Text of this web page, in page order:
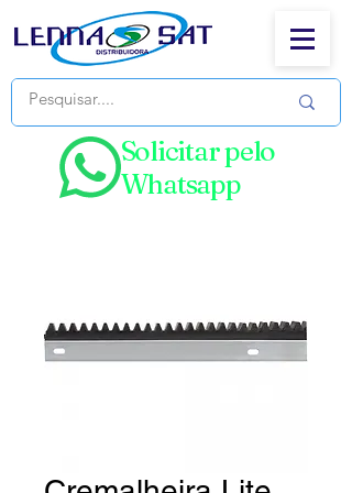
Solicitar pelo
Whatsapp